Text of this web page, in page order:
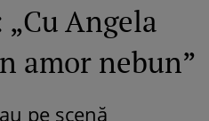
Angela
amor nebun”
pe scenă